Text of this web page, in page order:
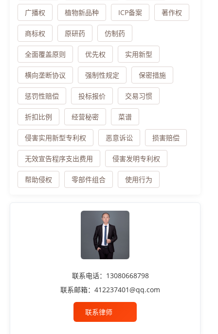
广播权 植物新品种 ICP备案 著作权
商标权 原研药 仿制药
全面覆盖原则 优先权 实用新型
横向垄断协议 强制性规定 保密措施
惩罚性赔偿 投标报价 交易习惯
折扣比例 经营秘密 菜谱
侵害实用新型专利权 恶意诉讼 损害赔偿
无效宣告程序支出费用 侵害发明专利权
帮助侵权 零部件组合 使用行为
联系电话：13080668798
联系邮箱：412237401@qq.com
联系律师